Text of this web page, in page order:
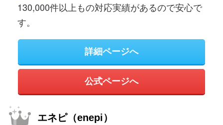
130,000件以上もの対応実績があるので安心で
す。
詳細ページへ
公式ページへ
エネピ（enepi）